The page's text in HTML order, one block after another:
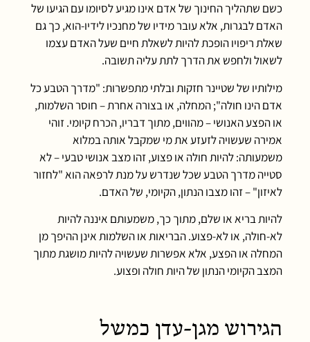
כשם שתהליך החינוך של אדם אינו מגיע לסיומו עם הגיעו של
האדם לבגרות, אלא עובר מידיו של מחנכיו לידיו-הוא, כך גם
שאלת ריפויו הופכת להיות לשאלת חיים שעל האדם עצמו
לשאול ולחפש את הדרך לתת עליה תשובה.
מילותיו של שטיינר חזקות ובלתי מתפשרות: "מדרך הטבע כל
אדם הינו חולה"; המחלה, או בצורה אחרת – חוסר השלמות,
או הפצע האנושי – מהווים, מתוך דבריו, הכרח קיומי. זוהי
אמירה שעשויה לזעזע את מי שמקבל אותה במלוא
משמעותה: להיות חולה או פצוע, זהו מצב אנושי טבעי – לא
סטייה מדרך הטבע שכל שנדרש על מנת לרפאה הוא "לחזור
לאיזון" – זהו מצבו הנתון, הקיומי, של האדם.
להיות בריא או שלם, מתוך כך, משמעותם איננה להיות
לא-חולה, או לא-פצוע. הבריאות או השלמות אינן ההיפך מן
המחלה או הפצע, אלא אפשרות שעשויה להיות מושגת מתוך
המצב הקיומי הנתון של היות חולה ופצוע.
הגירוש מגן-עדן כמשל